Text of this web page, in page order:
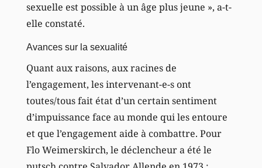
sexuelle est possible à un âge plus jeune », a-t-
elle constaté.
Avances sur la sexualité
Quant aux raisons, aux racines de
l’engagement, les intervenant-e-s ont
toutes/tous fait état d’un certain sentiment
d’impuissance face au monde qui les entoure
et que l’engagement aide à combattre. Pour
Flo Weimerskirch, le déclencheur a été le